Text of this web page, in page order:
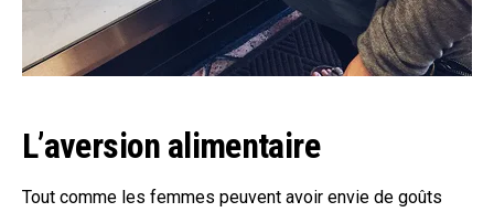
L’aversion alimentaire
Tout comme les femmes peuvent avoir envie de goûts